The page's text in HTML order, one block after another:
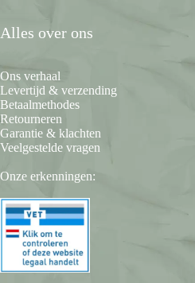
Alles over ons
Ons verhaal
Levertijd & verzending
Betaalmethodes
Retourneren
Garantie & klachten
Veelgestelde vragen
Onze erkenningen: